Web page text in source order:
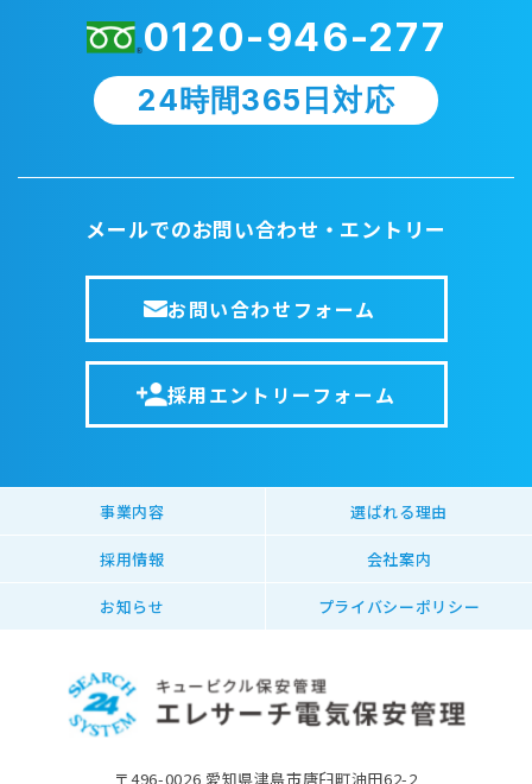
0120-946-277
24時間365日対応
メールでのお問い合わせ・エントリー
お問い合わせフォーム
採用エントリーフォーム
事業内容 選ばれる理由
採用情報 会社案内
お知らせ プライバシーポリシー
〒496-0026 愛知県津島市唐臼町油田62-2